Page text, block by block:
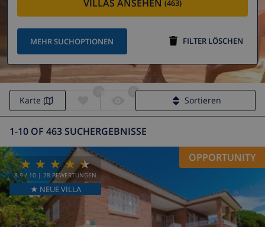
VILLAS ANSEHEN (463)
MEHR SUCHOPTIONEN FILTER LÖSCHEN
1-10 OF 463 SUCHERGEBNISSE
Karte Sortieren
8.9/ 10 | 28 BEWERTUNGEN
★ NEUE VILLA
OPPORTUNITY